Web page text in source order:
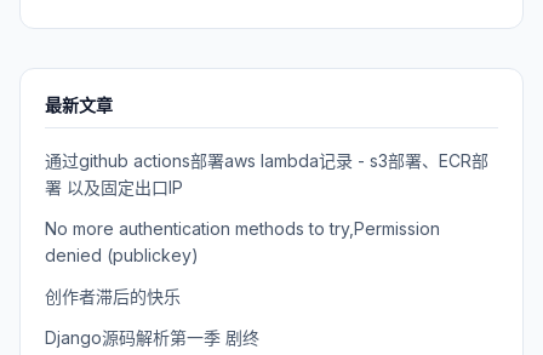
最新文章
通过github actions部署aws lambda记录 - s3部署、ECR部
署 以及固定出口IP
No more authentication methods to try,Permission
denied (publickey)
创作者滞后的快乐
Django源码解析第一季 剧终